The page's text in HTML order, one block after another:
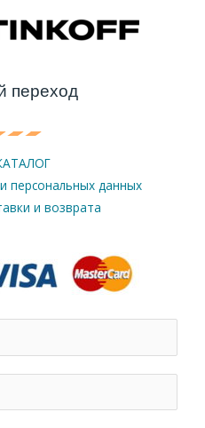
переход
персональных данных
и возврата